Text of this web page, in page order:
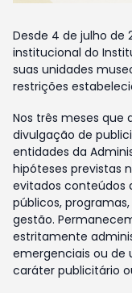
Desde 4 de julho de
institucional do
suas unidades
restrições
Nos três meses que
divulgação de
entidades da
hipóteses previstas
evitados conteúdos
públicos,
gestão.
estritamente
emergenciais ou de
caráter publicitário